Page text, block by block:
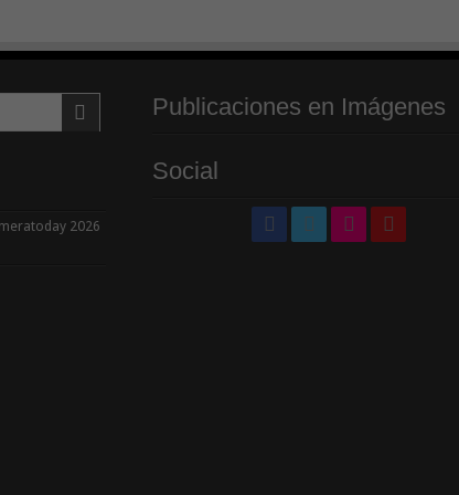
2026
Publicaciones en Imágenes
Social